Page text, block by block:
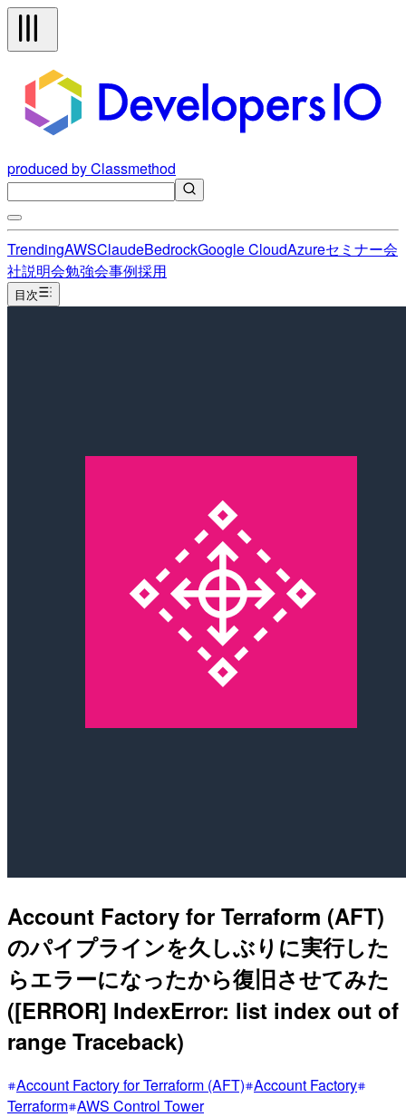
produced by Classmethod
TrendingAWSClaudeBedrockGoogle CloudAzureセミナー会
社説明会勉強会事例採用
目次
Account Factory for Terraform (AFT)
のパイプラインを久しぶりに実行した
らエラーになったから復旧させてみた
([ERROR] IndexError: list index out of
range Traceback)
Account Factory for Terraform (AFT) Account Factory
Terraform AWS Control Tower